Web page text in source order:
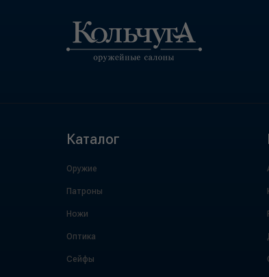
Каталог
Оружие
Патроны
Ножи
Оптика
Сейфы